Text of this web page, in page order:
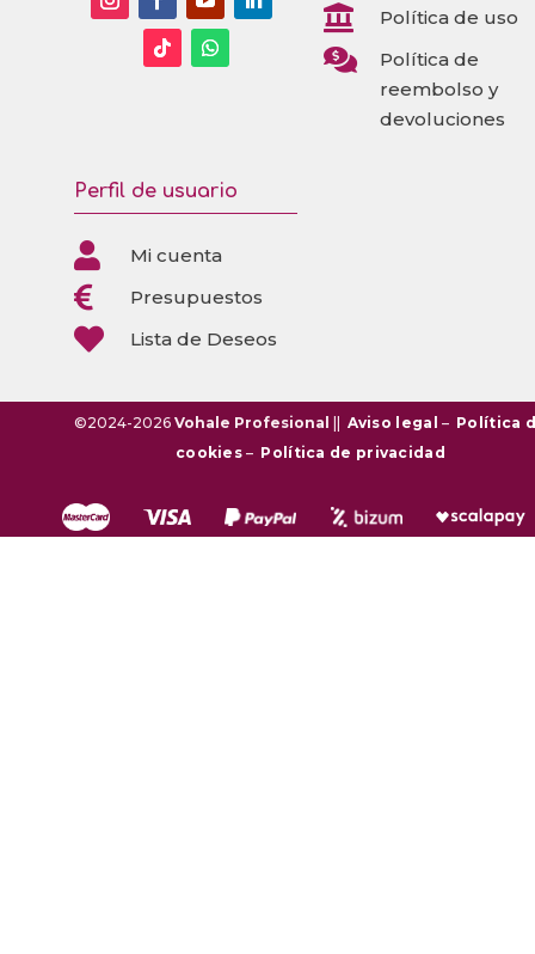
 Política de uso

Política de
reembolso y
devoluciones
Perfil de usuario
 Mi cuenta
 Presupuestos
 Lista de Deseos
©2024-2026 Vohale Profesional || Aviso legal – Política
cookies– Política de privacidad